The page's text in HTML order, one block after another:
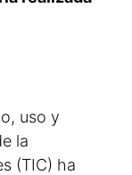
uso y
la
(TIC) ha